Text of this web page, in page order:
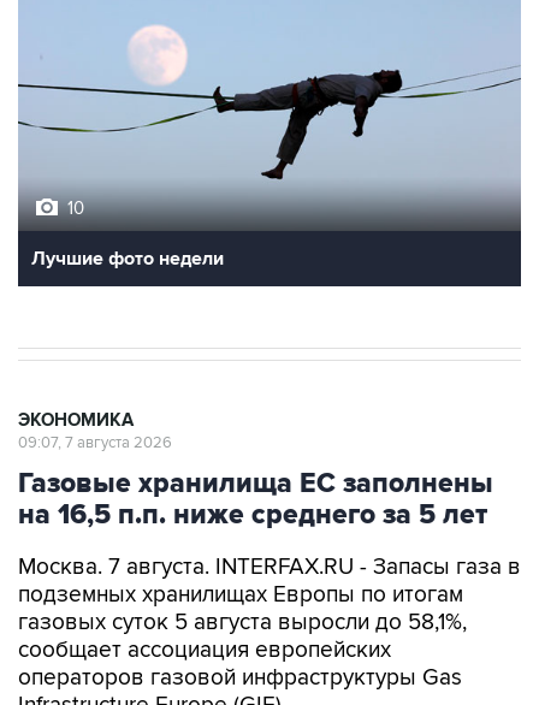
10
Лучшие фото недели
ЭКОНОМИКА
09:07, 7 августа 2026
Газовые хранилища ЕС заполнены
на 16,5 п.п. ниже среднего за 5 лет
Москва. 7 августа. INTERFAX.RU - Запасы газа в
подземных хранилищах Европы по итогам
газовых суток 5 августа выросли до 58,1%,
сообщает ассоциация европейских
операторов газовой инфраструктуры Gas